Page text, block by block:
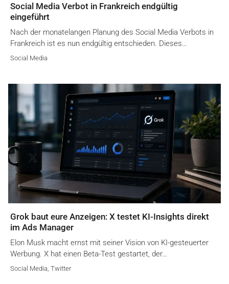
Social Media Verbot in Frankreich endgültig
eingeführt
Nach der monatelangen Planung des Social Media Verbots in
Frankreich ist es nun endgültig entschieden. Dieses…
Social Media
Grok baut eure Anzeigen: X testet KI-Insights direkt
im Ads Manager
Elon Musk macht ernst mit seiner Vision von KI-gesteuerter
Werbung. X hat einen Beta-Test gestartet, der…
Social Media Twitter